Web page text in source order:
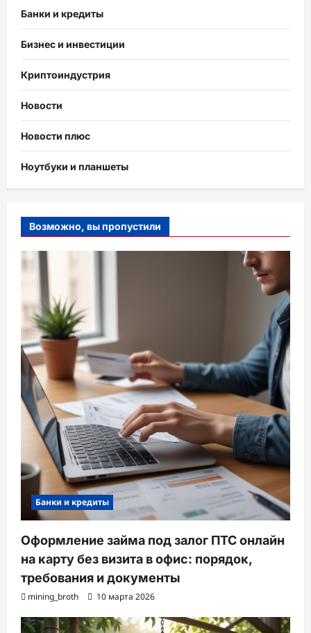
Банки и кредиты
Бизнес и инвестиции
Криптоиндустрия
Новости
Новости плюс
Ноутбуки и планшеты
Возможно, вы пропустили
Банки и кредиты
Оформление займа под залог ПТС онлайн
на карту без визита в офис: порядок,
требования и документы
mining_broth 10 марта 2026